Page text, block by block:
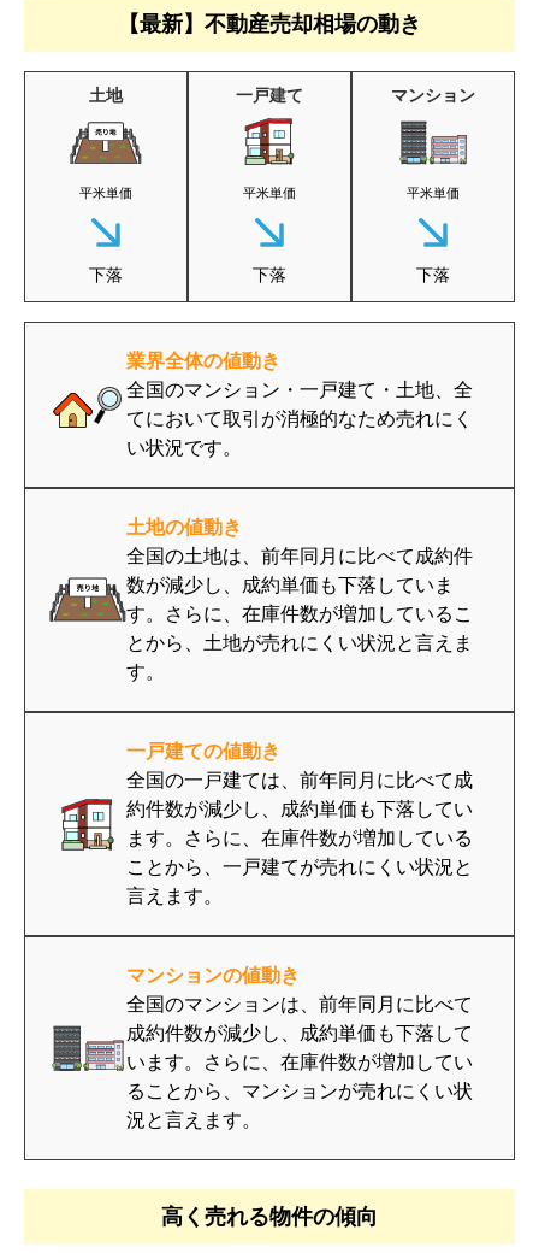
【最新】不動産売却相場の動き
土地
平米単価
下落
一戸建て
平米単価
下落
マンション
平米単価
下落
業界全体の値動き
全国のマンション・一戸建て・土地、全
てにおいて取引が消極的なため売れにく
い状況です。
土地の値動き
全国の土地は、前年同月に比べて成約件
数が減少し、成約単価も下落していま
す。さらに、在庫件数が増加しているこ
とから、土地が売れにくい状況と言えま
す。
一戸建ての値動き
全国の一戸建ては、前年同月に比べて成
約件数が減少し、成約単価も下落してい
ます。さらに、在庫件数が増加している
ことから、一戸建てが売れにくい状況と
言えます。
マンションの値動き
全国のマンションは、前年同月に比べて
成約件数が減少し、成約単価も下落して
います。さらに、在庫件数が増加してい
ることから、マンションが売れにくい状
況と言えます。
高く売れる物件の傾向